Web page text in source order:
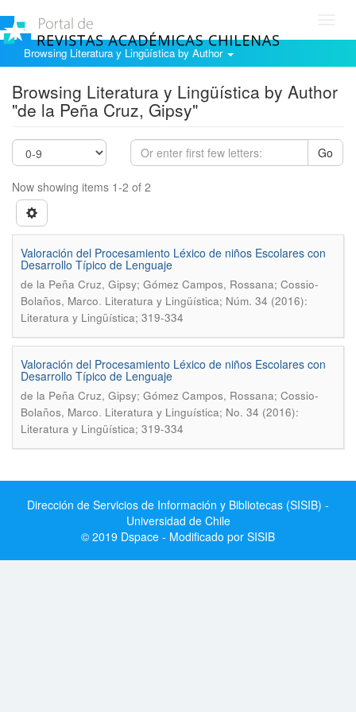
Browsing Literatura y Lingüística by Author
Browsing Literatura y Lingüística by Author
"de la Peña Cruz, Gipsy"
Go
Now showing items 1-2 of 2
Valoración del Procesamiento Léxico de niños Escolares con
Desarrollo Típico de Lenguaje
de la Peña Cruz, Gipsy; Gómez Campos, Rossana; Cossio-
Bolaños, Marco. Literatura y Lingüística; Núm. 34 (2016):
Literatura y Lingüística; 319-334
Valoración del Procesamiento Léxico de niños Escolares con
Desarrollo Tí­pico de Lenguaje
de la Peña Cruz, Gipsy; Gómez Campos, Rossana; Cossio-
Bolaños, Marco. Literatura y Linguí­stica; No. 34 (2016):
Literatura y Lingüística; 319-334
Dirección de Servicios de Información y Bibliotecas (SISIB) -
Universidad de Chile
© 2019 Dspace - Modificado por SISIB